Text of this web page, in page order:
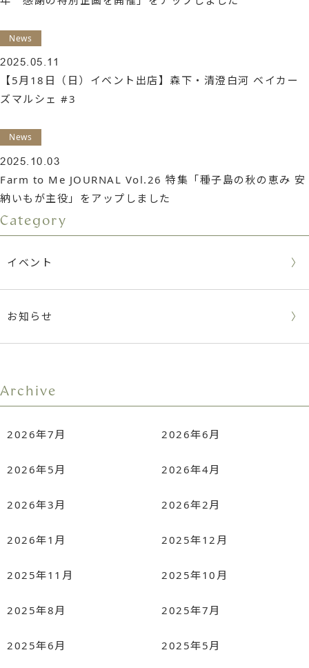
News
2025.05.11
【5月18日（日）イベント出店】森下・清澄白河 ベイカー
ズマルシェ #3
News
2025.10.03
Farm to Me JOURNAL Vol.26 特集「種子島の秋の恵み 安
納いもが主役」をアップしました
Category
イベント
お知らせ
Archive
2026年7月 2026年6月
2026年5月 2026年4月
2026年3月 2026年2月
2026年1月 2025年12月
2025年11月 2025年10月
2025年8月 2025年7月
2025年6月 2025年5月